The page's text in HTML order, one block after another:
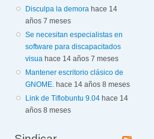
Disculpa la demora hace 14
años 7 meses
Se necesitan especialistas en
software para discapacitados
visua hace 14 años 7 meses
Mantener escritorio clásico de
GNOME. hace 14 años 8 meses
Link de Tiflobuntu 9.04 hace 14
años 8 meses